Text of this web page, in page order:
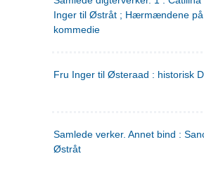
Inger til Østråt ; Hærmændene
kommedie
Fru Inger til Østeraad : historisk
Samlede verker. Annet bind :
Østråt